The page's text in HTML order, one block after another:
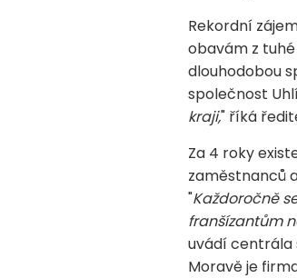
Rekordní
obavám z
dlouhodobou
společnost
kraji," říká
Za 4 roky
zaměstnanců
"Každoročně
franšízantům
uvádí centrála
Moravě je